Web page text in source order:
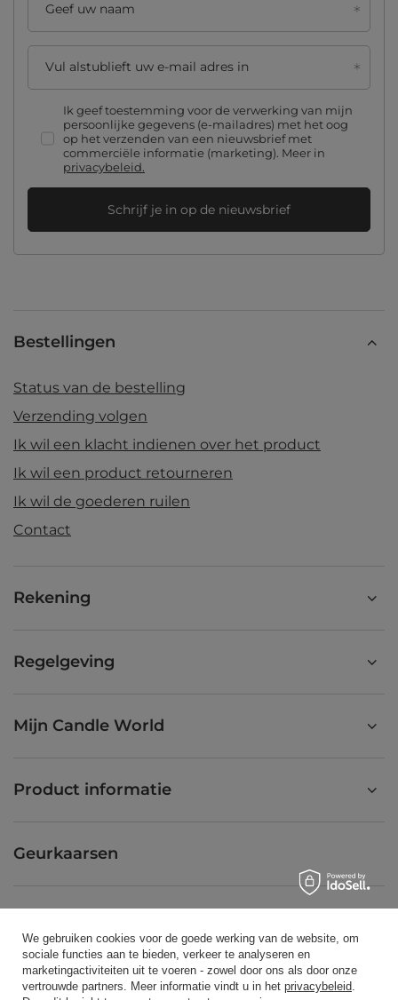
Geef uw naam
Vul alstublieft uw e-mail adres in
Ik geef toestemming voor de verwerking van mijn
persoonlijke gegevens (e-mailadres) met het oog
op het verzenden van een nieuwsbrief met
commerciële informatie (marketing). Meer in
privacybeleid.
Schrijf je in op de nieuwsbrief
Bestellingen
Status van de bestelling
Verzending volgen
Ik wil een klacht indienen over het product
Ik wil een product retourneren
Ik wil de goederen ruilen
Contact
Rekening
Regelgeving
Mijn Candle World
Product informatie
Geurkaarsen
Blog
We gebruiken cookies voor de goede werking van de website, om
sociale functies aan te bieden, verkeer te analyseren en
marketingactiviteiten uit te voeren - zowel door ons als door onze
vertrouwde partners. Meer informatie vindt u in het privacybeleid.